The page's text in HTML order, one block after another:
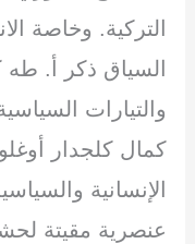
التركية. وخاصة
السياق ذكر أ.
والتيارات
كمال كلجدار
الإنسانية
عنصرية مقيتة